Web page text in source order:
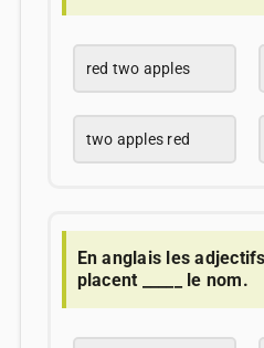
red two apples
two apples red
En anglais les
placent _____ le nom.